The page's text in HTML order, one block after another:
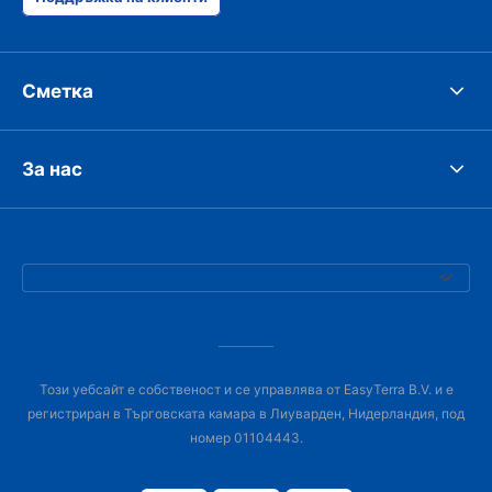
Сметка
За нас
Този уебсайт е собственост и се управлява от EasyTerra B.V. и е
регистриран в Търговската камара в Лиуварден, Нидерландия, под
номер 01104443.